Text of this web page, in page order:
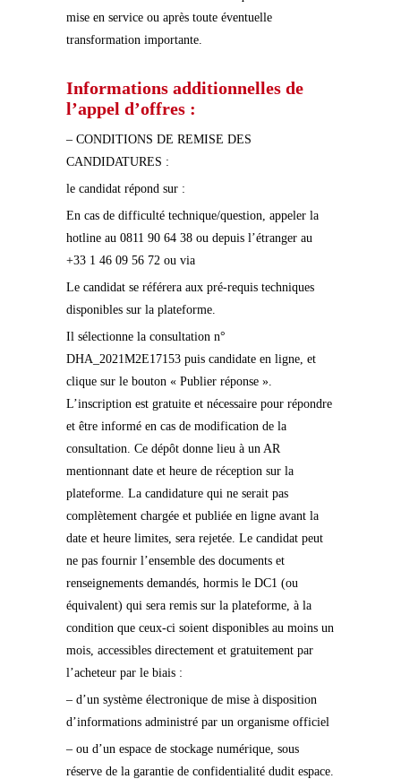
mise en service ou après toute éventuelle
transformation importante.
Informations additionnelles de
l’appel d’offres :
– CONDITIONS DE REMISE DES
CANDIDATURES :
le candidat répond sur :
En cas de difficulté technique/question, appeler la
hotline au 0811 90 64 38 ou depuis l’étranger au
+33 1 46 09 56 72 ou via
Le candidat se référera aux pré-requis techniques
disponibles sur la plateforme.
Il sélectionne la consultation n°
DHA_2021M2E17153 puis candidate en ligne, et
clique sur le bouton « Publier réponse ».
L’inscription est gratuite et nécessaire pour répondre
et être informé en cas de modification de la
consultation. Ce dépôt donne lieu à un AR
mentionnant date et heure de réception sur la
plateforme. La candidature qui ne serait pas
complètement chargée et publiée en ligne avant la
date et heure limites, sera rejetée. Le candidat peut
ne pas fournir l’ensemble des documents et
renseignements demandés, hormis le DC1 (ou
équivalent) qui sera remis sur la plateforme, à la
condition que ceux-ci soient disponibles au moins un
mois, accessibles directement et gratuitement par
l’acheteur par le biais :
– d’un système électronique de mise à disposition
d’informations administré par un organisme officiel
– ou d’un espace de stockage numérique, sous
réserve de la garantie de confidentialité dudit espace.